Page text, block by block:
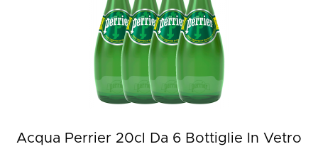
Acqua Perrier 20cl Da 6 Bottiglie In Vetro